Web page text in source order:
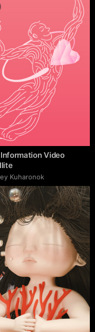
Video
Kuharonok